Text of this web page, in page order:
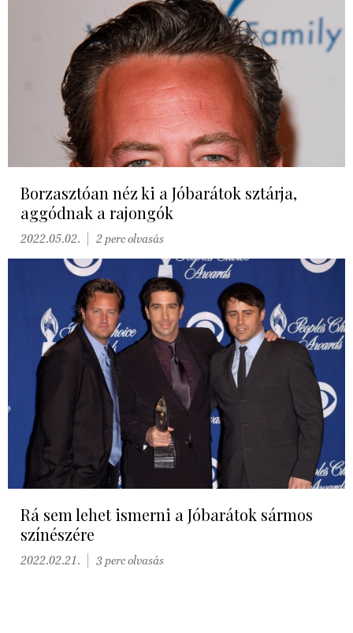
Borzasztóan néz ki a Jóbarátok sztárja,
aggódnak a rajongók
2022.05.02. 2 perc olvasás
Rá sem lehet ismerni a Jóbarátok sármos
színészére
2022.02.21. 3 perc olvasás